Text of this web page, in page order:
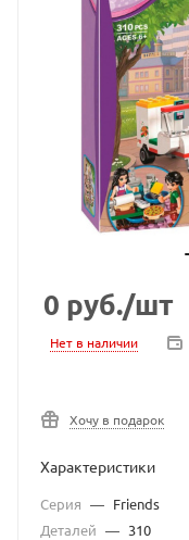
0 руб./шт
Нет в наличии
Хочу в подарок
Характеристики
Серия — Friends
Деталей — 310